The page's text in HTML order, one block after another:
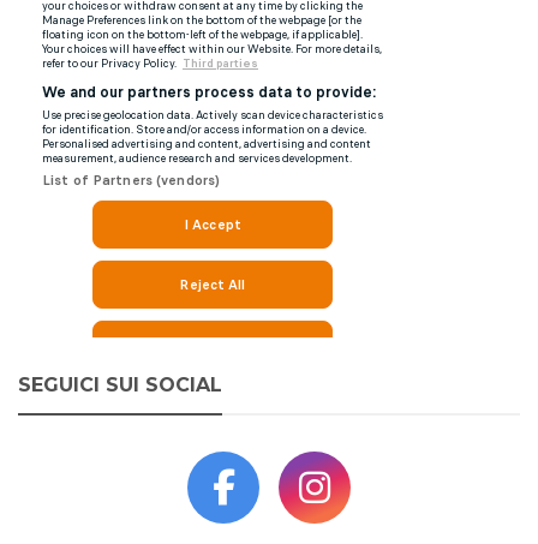
SEGUICI SUI SOCIAL